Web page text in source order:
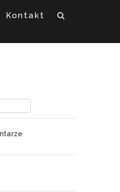
Kontakt